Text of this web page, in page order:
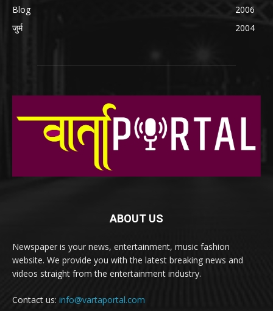
Blog
2006
जुर्म
2004
ABOUT US
Newspaper is your news, entertainment, music fashion
website. We provide you with the latest breaking news and
videos straight from the entertainment industry.
Contact us: info@vartaportal.com